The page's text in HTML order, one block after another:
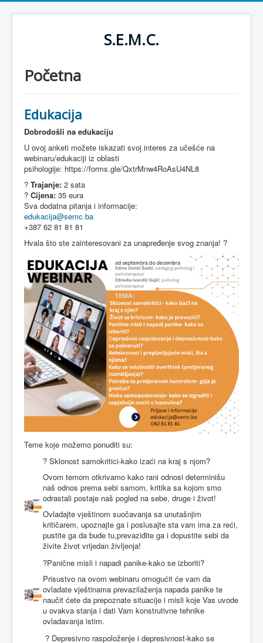
S.E.M.C.
Početna
Edukacija
Dobrodošli na edukaciju
U ovoj anketi možete iskazati svoj interes za učešće na
webinaru/edukaciji iz oblasti
psihologije: https://forms.gle/QxtrMnw4RoAsU4NL8
? Trajanje: 2 sata
? Cijena: 35 eura
Sva dodatna pitanja i informacije:
edukacija@semc.ba
+387 62 81 81 81
Hvala što ste zainteresovani za unapređenje svog znanja! ?
Teme koje možemo ponuditi su:
? Sklonost samokritici-kako izaći na kraj s njom?
Ovom temom otkrivamo kako rani odnosi determinišu
naš odnos prema sebi samom, kritika sa kojom smo
odrastali postaje naš pogled na sebe, druge i život!
Ovladajte vještinom suočavanja sa unutašnjim
kritičarem, upoznajte ga i poslusajte sta vam ima za reći,
pustite ga da bude tu,prevaziđite ga i dopustite sebi da
živite život vrijedan življenja!
?Panične misli i napadi panike-kako se izboriti?
Prisustvo na ovom webinaru omogućit će vam da
ovladate vještinama prevazilaženja napada panike te
naučit ćete da prepoznate situacije i misli koje Vas uvode
u ovakva stanja i dati Vam konstrutivne tehnike
ovladavanja istim.
? Depresivno raspoloženje i depresivnost-kako se